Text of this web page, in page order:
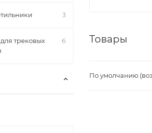
Товары
По умолчанию
3
трековых
6